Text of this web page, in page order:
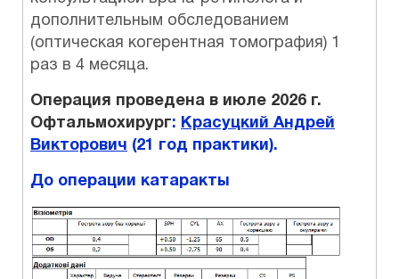
дополнительным обследованием
(оптическая когерентная томография) 1
раз в 4 месяца.
Операция проведена в июле 2026 г.
Офтальмохирург: Красуцкий Андрей
Викторович (21 год практики).
До операции катаракты